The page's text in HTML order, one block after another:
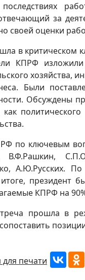
последствиях
за
своей оценки
в критическом
КПРФ
хозяйства,
Были
Обсуждены
по ключевым
В.Ф.Рашкин,
А.Ю.Русских.
президент
КПРФ на
прошла в
сопоставить
для печати